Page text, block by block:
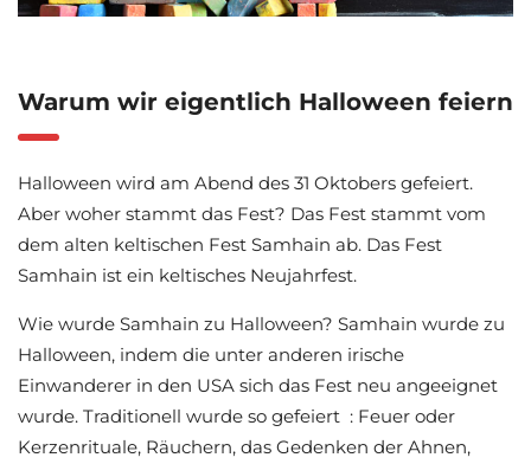
Warum wir eigentlich Halloween feiern
Halloween wird am Abend des 31 Oktobers gefeiert.
Aber woher stammt das Fest? Das Fest stammt vom
dem alten keltischen Fest Samhain ab. Das Fest
Samhain ist ein keltisches Neujahrfest.
Wie wurde Samhain zu Halloween? Samhain wurde zu
Halloween, indem die unter anderen irische
Einwanderer in den USA sich das Fest neu angeeignet
wurde. Traditionell wurde so gefeiert : Feuer oder
Kerzenrituale, Räuchern, das Gedenken der Ahnen,